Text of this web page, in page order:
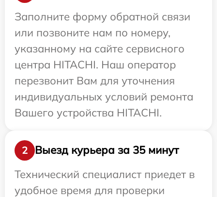
Заполните форму обратной связи
или позвоните нам по номеру,
указанному на сайте сервисного
центра HITACHI. Наш оператор
перезвонит Вам для уточнения
индивидуальных условий ремонта
Вашего устройства HITACHI.
2
Выезд курьера за 35 минут
Технический специалист приедет в
удобное время для проверки